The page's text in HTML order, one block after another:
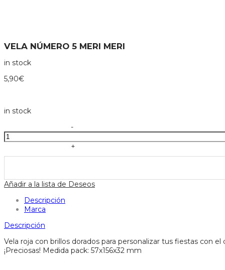
VELA NÚMERO 5 MERI MERI
in stock
5,90€
in stock
-
número
5
+
Añadir a la lista de Deseos
Descripción
Marca
Descripción
Vela roja con brillos dorados para personalizar tus fiestas con
¡Preciosas! Medida pack: 57x156x32 mm